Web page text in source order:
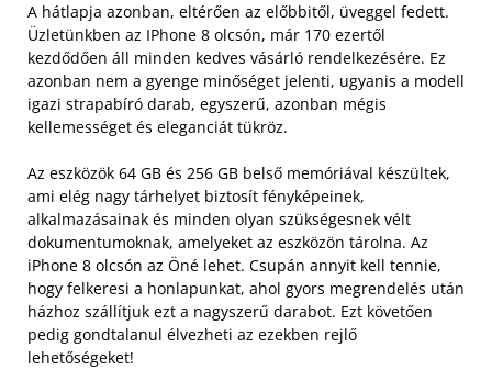
A hátlapja azonban, eltérően az előbbitől, üveggel fedett.
Üzletünkben az IPhone 8 olcsón, már 170 ezertől
kezdődően áll minden kedves vásárló rendelkezésére. Ez
azonban nem a gyenge minőséget jelenti, ugyanis a modell
igazi strapabíró darab, egyszerű, azonban mégis
kellemességet és eleganciát tükröz.
Az eszközök 64 GB és 256 GB belső memóriával készültek,
ami elég nagy tárhelyet biztosít fényképeinek,
alkalmazásainak és minden olyan szükségesnek vélt
dokumentumoknak, amelyeket az eszközön tárolna. Az
iPhone 8 olcsón az Öné lehet. Csupán annyit kell tennie,
hogy felkeresi a honlapunkat, ahol gyors megrendelés után
házhoz szállítjuk ezt a nagyszerű darabot. Ezt követően
pedig gondtalanul élvezheti az ezekben rejlő
lehetőségeket!